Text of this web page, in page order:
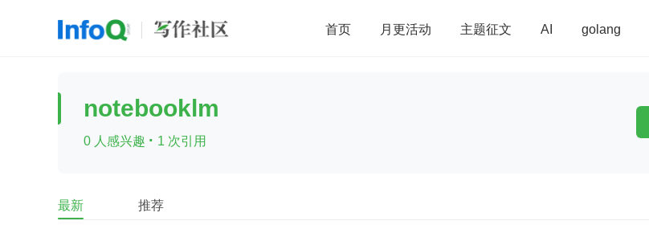
首页 月更活动 主题征文 AI golang
前端 AI 大数据
查看更多
notebooklm
0 人感兴趣 · 1 次引用
最新 推荐